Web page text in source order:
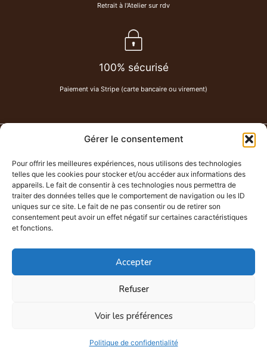
Gérer le consentement
Pour offrir les meilleures expériences, nous utilisons des technologies
telles que les cookies pour stocker et/ou accéder aux informations des
appareils. Le fait de consentir à ces technologies nous permettra de
traiter des données telles que le comportement de navigation ou les ID
uniques sur ce site. Le fait de ne pas consentir ou de retirer son
consentement peut avoir un effet négatif sur certaines caractéristiques
et fonctions.
Accepter
Refuser
Voir les préférences
Politique de confidentialité
Retrait à l'Atelier sur rdv
100% sécurisé
Paiement via Stripe (carte bancaire ou virement)
PAU DE CUIR
Chemin Lahitte à Serres-Castet
07 80 62 58 86
paudecuir@hotmail.com
Atelier ouvert sur rendez-vous uniquement.
Mentions légales
CGV